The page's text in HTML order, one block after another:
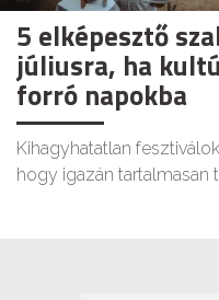
5 elképesztő
júliusra, ha
forró napokba
Kihagyhatatlan
hogy igazán tartalmasan